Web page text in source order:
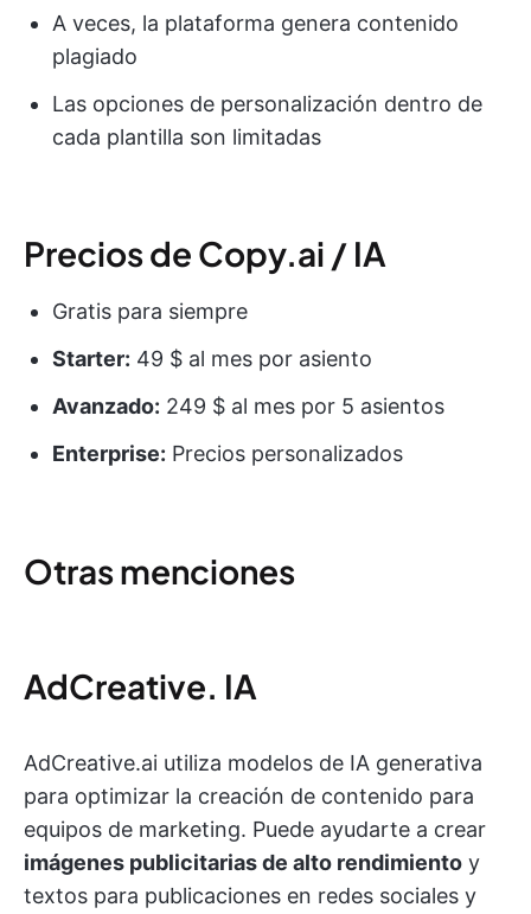
A veces, la plataforma genera contenido
plagiado
Las opciones de personalización dentro de
cada plantilla son limitadas
Precios de Copy.ai / IA
Gratis para siempre
Starter: 49 $ al mes por asiento
Avanzado: 249 $ al mes por 5 asientos
Enterprise: Precios personalizados
Otras menciones
AdCreative. IA
AdCreative.ai utiliza modelos de IA generativa
para optimizar la creación de contenido para
equipos de marketing. Puede ayudarte a crear
imágenes publicitarias de alto rendimiento y
textos para publicaciones en redes sociales y